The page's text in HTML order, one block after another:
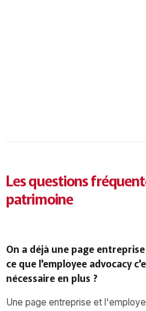
Les questions
patrimoine
On a déjà une page
ce que l'employee advocacy
nécessaire en plus ?
Une page entreprise et